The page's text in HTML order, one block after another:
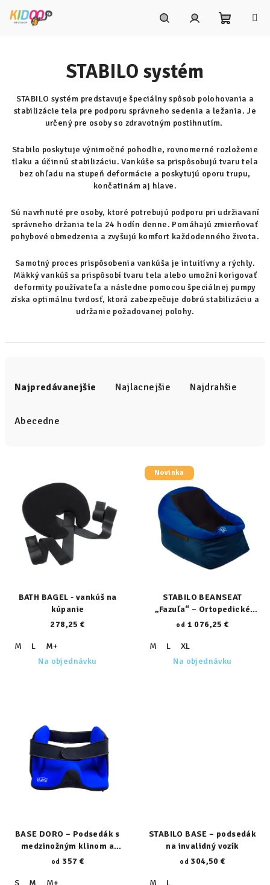
STABILO systém
STABILO systém predstavuje špeciálny spôsob polohovania a
stabilizácie tela pre podporu správneho sedenia a ležania. Je
určený pre osoby so zdravotným postihnutím.
Stabilo poskytuje výnimočné pohodlie, rovnomerné rozloženie
tlaku a účinnú stabilizáciu. Vankúše sa prispôsobujú tvaru tela
bez ohľadu na stupeň deformácie a poskytujú oporu trupu,
končatinám aj hlave.
Sú navrhnuté pre osoby, ktoré potrebujú podporu pri udržiavaní
správneho držania tela 24 hodín denne. Pomáhajú zmierňovať
pohybové obmedzenia a zvyšujú komfort každodenného života.
Samotný proces prispôsobenia vankúša je intuitívny a rýchly.
Mäkký vankúš sa prispôsobí tvaru tela alebo umožní korigovať
deformity používateľa a následne pomocou špeciálnej pumpy
získa optimálnu tvrdosť, ktorá zabezpečuje dobrú stabilizáciu a
udržanie požadovanej polohy.
Najpredávanejšie Najlacnejšie Najdrahšie
Abecedne
BATH BAGEL - vankúš na
kúpanie
278,25 €
M L
M+
Na objednávku
Novinka
STABILO BEANSEAT
„Fazuľa“ – Ortopedické
sedadlo
od 1 076,25 €
M L
XL
Na objednávku
BASE DORO – Podsedák s
medzinožným klinom a
bočnou stabilizáciou
od 357 €
S M
M+
STABILO BASE – podsedák
na invalidný vozík
od 304,50 €
M
L